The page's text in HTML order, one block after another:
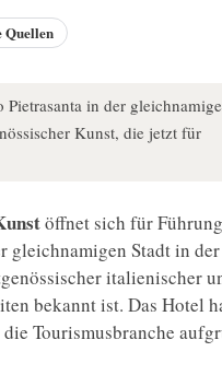
Quellen
in der
Kunst, die jetzt für
öffnet sich für
gleichnamigen Stadt in der
italienischer
bekannt ist. Das Hotel
Tourismusbranche